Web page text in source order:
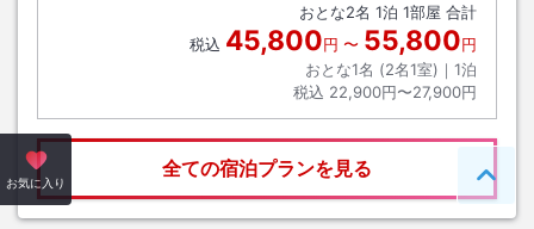
おとな2名 1泊 1部屋 合計
税込 45,800円 〜 55,800円
おとな1名 (2名1室)｜ 1泊
税込 22,900円〜27,900円
全ての宿泊プランを見る
お気に入り ペー